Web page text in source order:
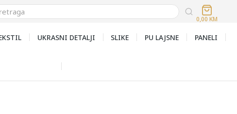
0,00 KM
UKRASNI DETALJI SLIKE PU LAJSNE PANELI